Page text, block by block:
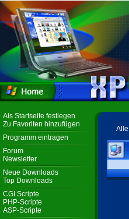
Als Startseite festlegen
Zu Favoriten hinzufügen
Programm eintragen
Forum
Newsletter
Neue Downloads
Top Downloads
CGI Scripte
PHP-Scripte
ASP-Scripte
Alle